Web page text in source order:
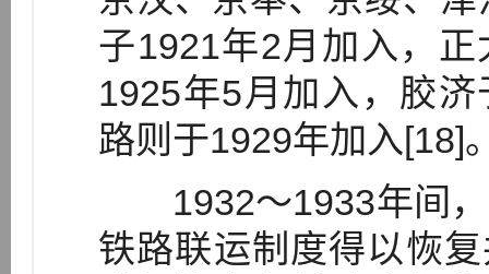
子1921年2月加入，
1925年5月加入，胶
路则于1929年加入[18]
1932～1933年间，
铁路联运制度得以恢